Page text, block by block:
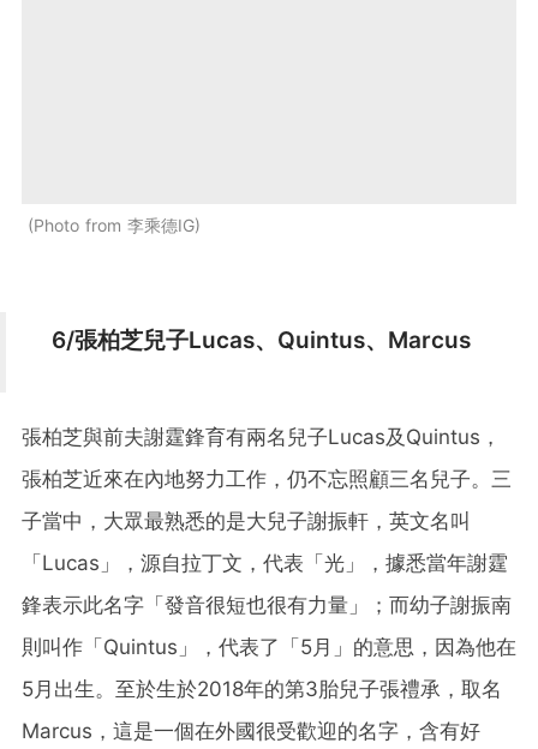
Photo from 李乘德IG
6/張柏芝兒子Lucas、Quintus、Marcus
張柏芝與前夫謝霆鋒育有兩名兒子Lucas及Quintus，
張柏芝近來在內地努力工作，仍不忘照顧三名兒子。三
子當中，大眾最熟悉的是大兒子謝振軒，英文名叫
「Lucas」，源自拉丁文，代表「光」，據悉當年謝霆
鋒表示此名字「發音很短也很有力量」；而幼子謝振南
則叫作「Quintus」，代表了「5月」的意思，因為他在
5月出生。至於生於2018年的第3胎兒子張禮承，取名
Marcus，這是一個在外國很受歡迎的名字，含有好